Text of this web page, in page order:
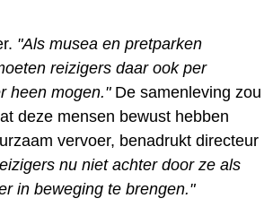
"Als musea en pretparken
reizigers daar ook per
heen mogen."De samenleving zou
deze mensen bewust hebben
vervoer, benadrukt directeur
nu niet achter door ze als
in beweging te brengen."